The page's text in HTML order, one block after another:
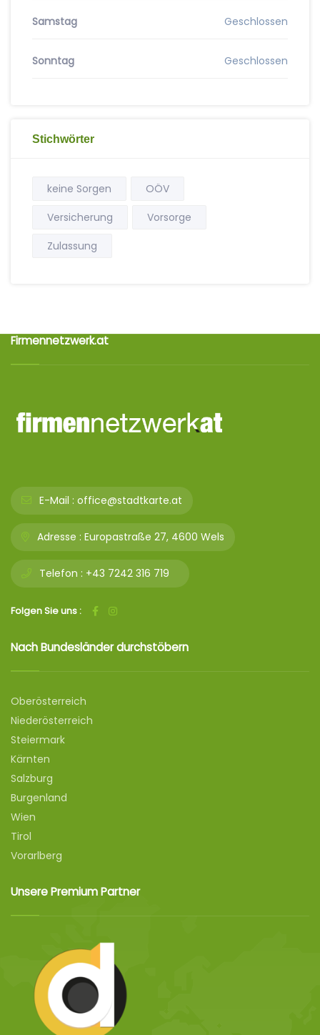
Samstag Geschlossen
Sonntag Geschlossen
Stichwörter
keine Sorgen
OÖV
Versicherung
Vorsorge
Zulassung
Firmennetzwerk.at
E-Mail : office@stadtkarte.at
Adresse : Europastraße 27, 4600 Wels
Telefon : +43 7242 316 719
Folgen Sie uns :
Nach Bundesländer durchstöbern
Oberösterreich
Niederösterreich
Steiermark
Kärnten
Salzburg
Burgenland
Wien
Tirol
Vorarlberg
Unsere Premium Partner